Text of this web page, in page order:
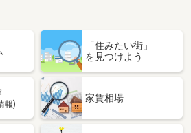
「住みたい街」
を見つけよう
報)
家賃相場